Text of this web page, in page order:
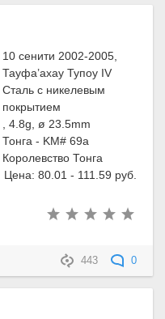
10 сенити 2002-2005,
Тауфа’ахау Тупоу IV
Сталь с никелевым
покрытием
, 4.8g, ø 23.5mm
Тонга - KM# 69a
Королевство Тонга
Цена: 80.01 - 111.59 руб.
443 0